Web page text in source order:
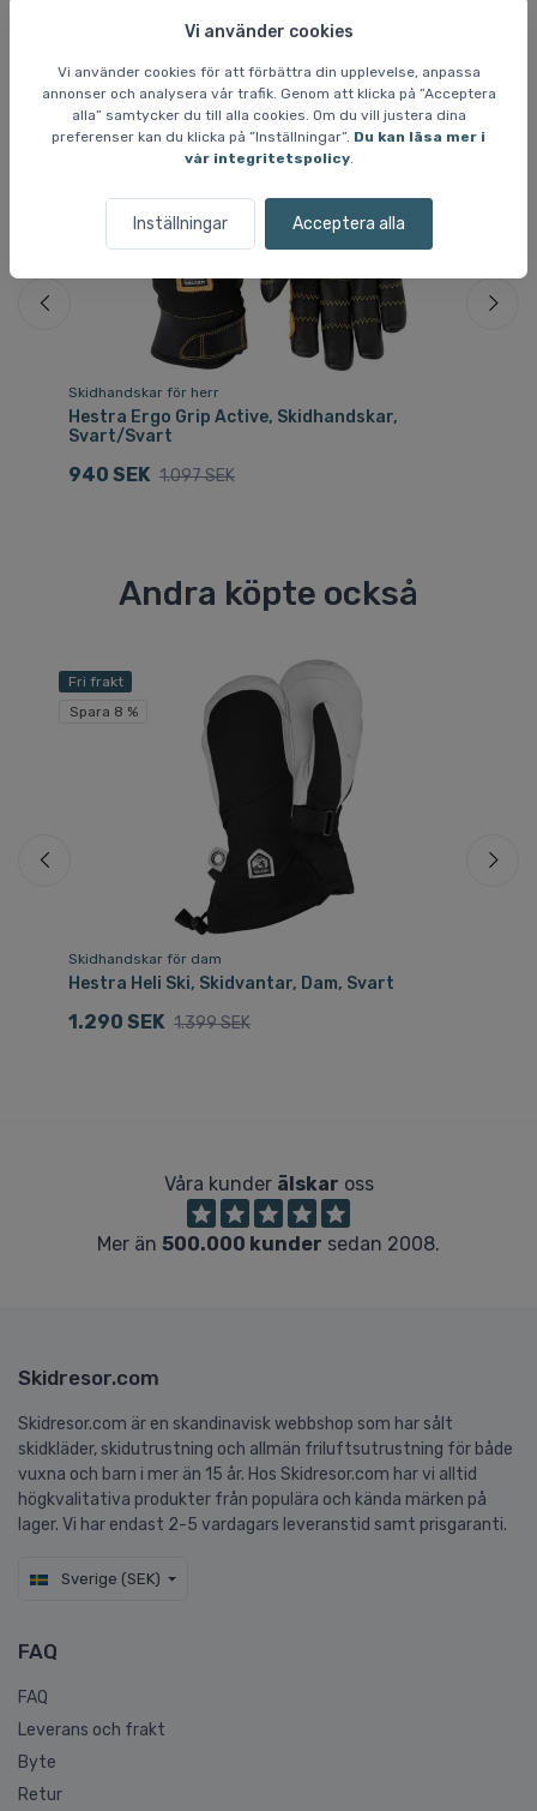
Vi använder cookies
Vi använder cookies för att förbättra din upplevelse, anpassa
annonser och analysera vår trafik. Genom att klicka på ”Acceptera
alla” samtycker du till alla cookies. Om du vill justera dina
preferenser kan du klicka på ”Inställningar”. Du kan läsa mer i
vår integritetspolicy.
Inställningar Acceptera alla
Liknande varor
Spara 14 %
Skidhandskar för herr
Hestra Ergo Grip Active, Skidhandskar,
Svart/Svart
940 SEK 1.097 SEK
Andra köpte också
Fri frakt
Spara 8 %
Skidhandskar för dam
Hestra Heli Ski, Skidvantar, Dam, Svart
1.290 SEK 1.399 SEK
Våra kunder älskar oss
Mer än 500.000 kunder sedan 2008.
Skidresor.com
Skidresor.com är en skandinavisk webbshop som har sålt
skidkläder, skidutrustning och allmän friluftsutrustning för både
vuxna och barn i mer än 15 år. Hos Skidresor.com har vi alltid
högkvalitativa produkter från populära och kända märken på
lager. Vi har endast 2-5 vardagars leveranstid samt prisgaranti.
Sverige (SEK)
FAQ
FAQ
Leverans och frakt
Byte
Retur